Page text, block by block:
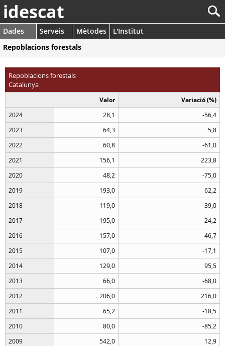
idescat
Dades Serveis Mètodes
L'Institut
Repoblacions forestals
Repoblacions forestals
Catalunya
Valor
Variació (%)
2024
28,1
-56,4
2023
64,3
5,8
2022
60,8
-61,0
2021
156,1
223,8
2020
48,2
-75,0
2019
193,0
62,2
2018
119,0
-39,0
2017
195,0
24,2
2016
157,0
46,7
2015
107,0
-17,1
2014
129,0
95,5
2013
66,0
-68,0
2012
206,0
216,0
2011
65,2
-18,5
2010
80,0
-85,2
2009
542,0
12,9